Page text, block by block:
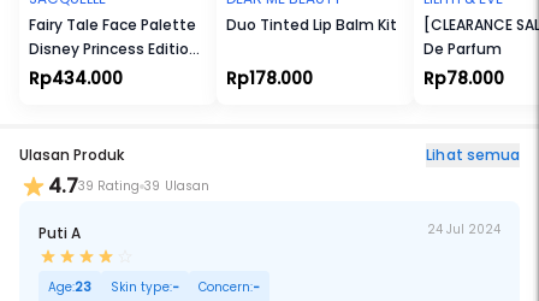
Fairy Tale Face Palette
Disney Princess Edition
+ Smoothing Hair Brush
Paper
Rp434.000
Duo Tinted Lip Balm Kit
Rp178.000
[CLEARANCE
De Parfum
Rp78.000
Ulasan Produk Lihat semua
4.739 Rating 39 Ulasan
Puti A 24 Jul 2024
Age:23 Skin type:- Concern:-